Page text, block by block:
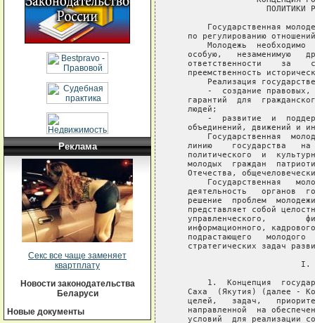
Реклама
Секс все чаще заменяет
квартплату
Новости законодательства
Беларуси
Новые документы